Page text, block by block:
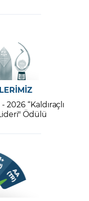
2026 “Kaldıraçlı
Ödülü